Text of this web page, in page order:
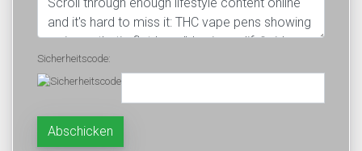
Sicherheitscode: